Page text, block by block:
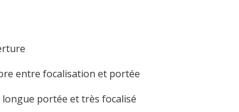
entre focalisation et portée
portée et très focalisé